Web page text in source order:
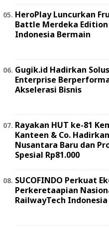
HeroPlay Luncurkan
Battle Merdeka
Indonesia Bermain
Gugik.id Hadirkan
Enterprise
Akselerasi Bisnis
Rayakan HUT ke-81
Kanteen & Co.
Nusantara Baru dan
Spesial Rp81.000
SUCOFINDO Perkuat
Perkeretaapian
RailwayTech Indonesia